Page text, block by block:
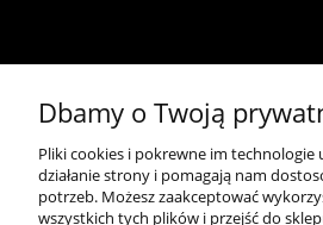
Kontakt
+48 696 50 70 20
sklep@notopstryk.pl
Dbamy o Twoją
Pliki cookies i pokrewne im
działanie strony i pomagają nam
potrzeb. Możesz zaakceptować
wszystkich tych plików i przejść do